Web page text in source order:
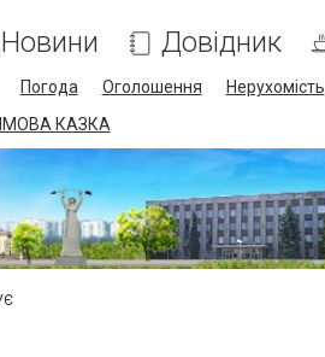
Новини Довідник
Погода Оголошення Нерухомість
КАЗКА